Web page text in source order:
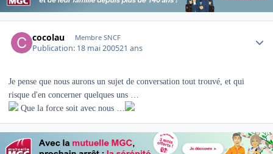
cocolau Membre SNCF
Publication: 18 mai 200521 ans
Je pense que nous aurons un sujet de conversation tout trouvé, et qui
risque d'en concerner quelques uns …
Que la force soit avec nous …